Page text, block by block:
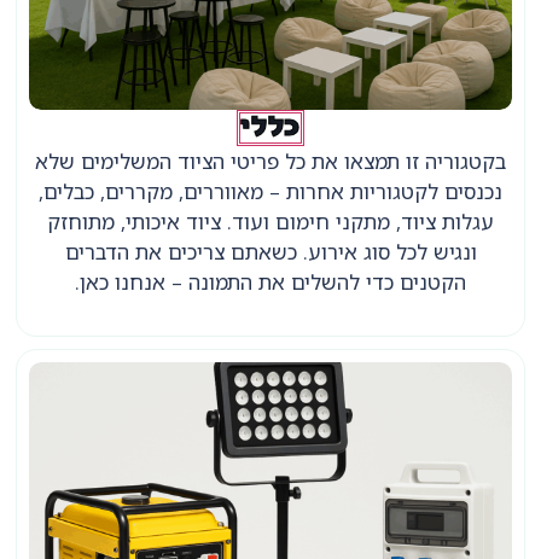
כללי
בקטגוריה זו תמצאו את כל פריטי הציוד המשלימים שלא
נכנסים לקטגוריות אחרות – מאווררים, מקררים, כבלים,
עגלות ציוד, מתקני חימום ועוד. ציוד איכותי, מתוחזק
ונגיש לכל סוג אירוע. כשאתם צריכים את הדברים
הקטנים כדי להשלים את התמונה – אנחנו כאן.